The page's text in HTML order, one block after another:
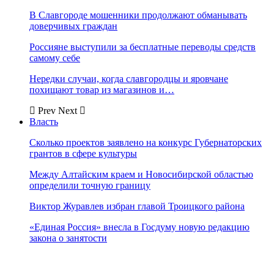
В Славгороде мошенники продолжают обманывать
доверчивых граждан
Россияне выступили за бесплатные переводы средств
самому себе
Нередки случаи, когда славгородцы и яровчане
похищают товар из магазинов и…
Prev Next
Власть
Сколько проектов заявлено на конкурс Губернаторских
грантов в сфере культуры
Между Алтайским краем и Новосибирской областью
определили точную границу
Виктор Журавлев избран главой Троицкого района
«Единая Россия» внесла в Госдуму новую редакцию
закона о занятости